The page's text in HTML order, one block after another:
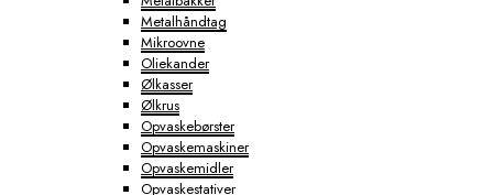
Metalhåndtag
Mikroovne
Oliekander
Ølkasser
Ølkrus
Opvaskebørster
Opvaskemaskiner
Opvaskemidler
Opvaskestativer